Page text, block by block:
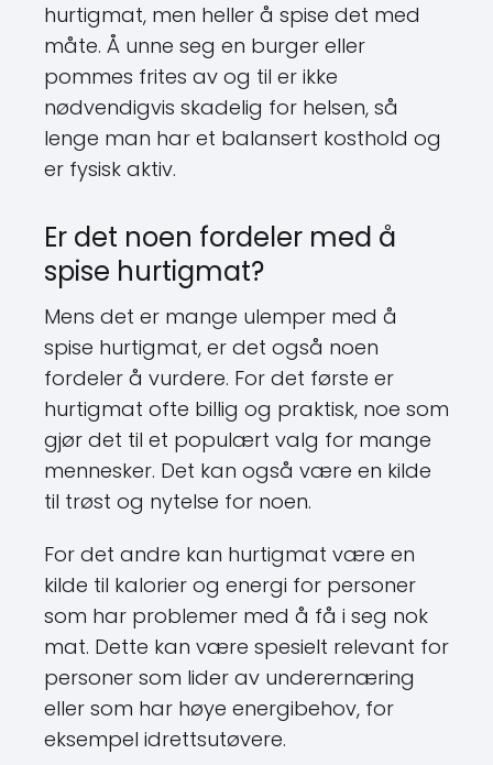
hurtigmat, men heller å spise det med
måte. Å unne seg en burger eller
pommes frites av og til er ikke
nødvendigvis skadelig for helsen, så
lenge man har et balansert kosthold og
er fysisk aktiv.
Er det noen fordeler med å
spise hurtigmat?
Mens det er mange ulemper med å
spise hurtigmat, er det også noen
fordeler å vurdere. For det første er
hurtigmat ofte billig og praktisk, noe som
gjør det til et populært valg for mange
mennesker. Det kan også være en kilde
til trøst og nytelse for noen.
For det andre kan hurtigmat være en
kilde til kalorier og energi for personer
som har problemer med å få i seg nok
mat. Dette kan være spesielt relevant for
personer som lider av underernæring
eller som har høye energibehov, for
eksempel idrettsutøvere.